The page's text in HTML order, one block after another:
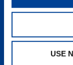
USE
Sie
sowie